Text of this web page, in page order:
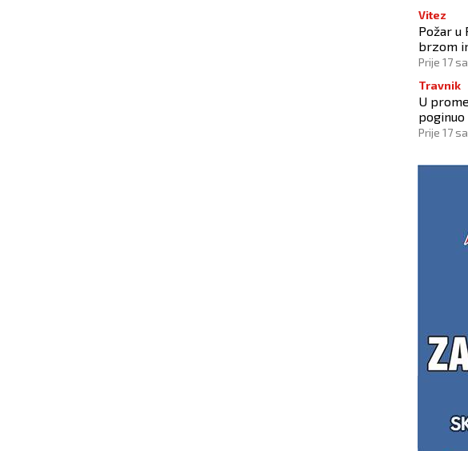
Vitez
Požar u
brzom
spriječili
Prije 17
Travnik
U
Prije 17